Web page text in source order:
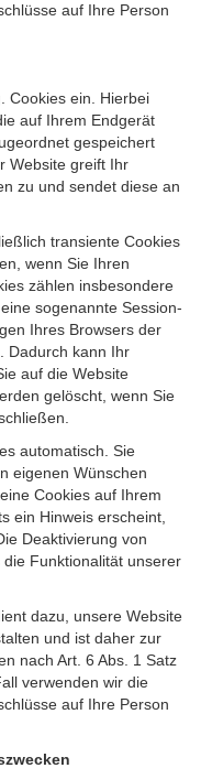
auf Ihre Person
Cookies ein. Hierbei
auf Ihrem Endgerät
gespeichert
Website greift Ihr
zu und sendet diese an
transiente Cookies
wenn Sie Ihren
zählen insbesondere
sogenannte Session-
Ihres Browsers der
Dadurch kann Ihr
auf die Website
gelöscht, wenn Sie
automatisch. Sie
eigenen Wünschen
Cookies auf Ihrem
ein Hinweis erscheint,
Deaktivierung von
Funktionalität unserer
dazu, unsere Website
und ist daher zur
nach Art. 6 Abs. 1 Satz
verwenden wir die
auf Ihre Person